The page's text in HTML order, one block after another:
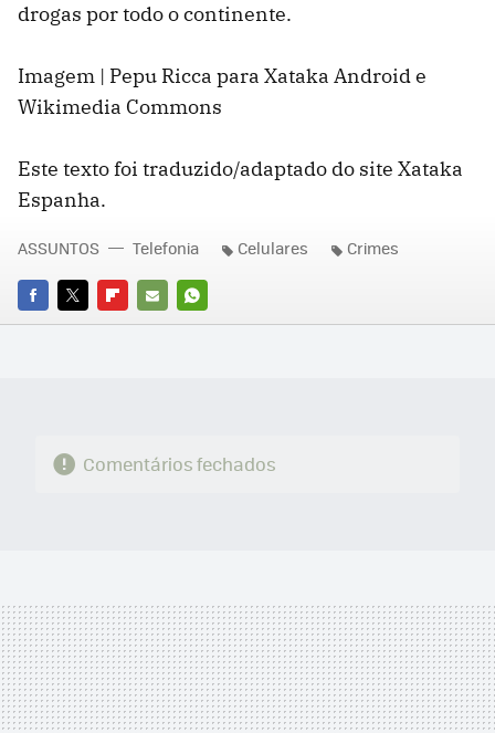
drogas por todo o continente.
Imagem | Pepu Ricca para Xataka Android e
Wikimedia Commons
Este texto foi traduzido/adaptado do site Xataka
Espanha.
FACEBOOK
TWITTERFLIPBOARD
E-
WHATSAPP
ASSUNTOS Telefonia Celulares Crimes
Comentários fechados